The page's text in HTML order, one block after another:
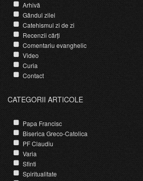
Arhivă
Gândul zilei
Catehismul zi de zi
Recenzii cărți
Comentariu evanghelic
Video
Curia
Contact
CATEGORII ARTICOLE
Papa Francisc
Biserica Greco-Catolica
PF Claudiu
Varia
Sfinti
Spiritualitate